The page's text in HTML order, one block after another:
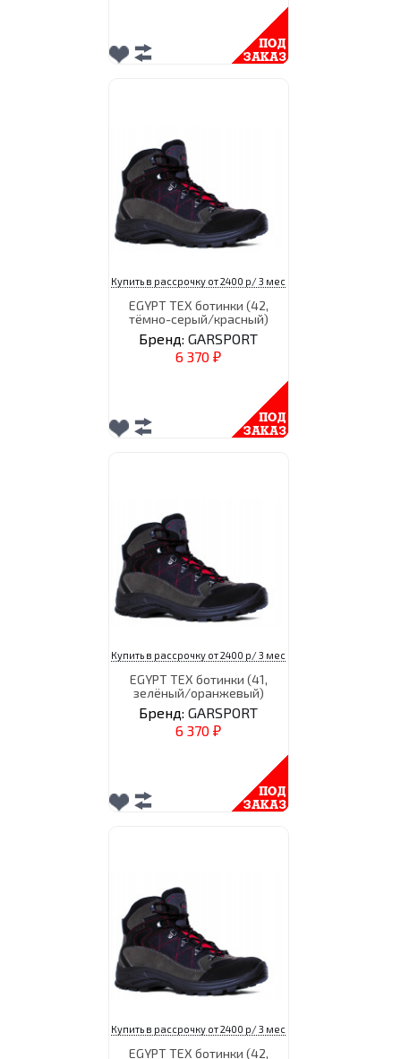
Купить в рассрочку от 2400 р/ 3 мес
EGYPT TEX ботинки (42,
тёмно-серый/красный)
Бренд: GARSPORT
6 370 ₽
Купить в рассрочку от 2400 р/ 3 мес
EGYPT TEX ботинки (41,
зелёный/оранжевый)
Бренд: GARSPORT
6 370 ₽
Купить в рассрочку от 2400 р/ 3 мес
EGYPT TEX ботинки (42,